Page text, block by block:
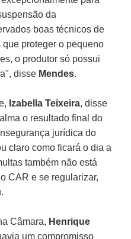
da
boas técnicos de
proteger o pequeno
o produtor só possui
disse Mendes.
Izabella Teixeira, disse
o resultado final do
jurídica do
claro como ficará o dia a
também não está
CAR e se regularizar,
Câmara, Henrique
um compromisso